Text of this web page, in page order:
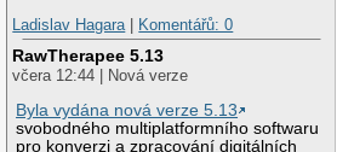
Ladislav Hagara
Komentářů: 0
RawTherapee 5.13
včera 12:44 | Nová verze
Byla vydána nová verze 5.13
svobodného multiplatformního softwaru
pro konverzi a zpracování digitálních